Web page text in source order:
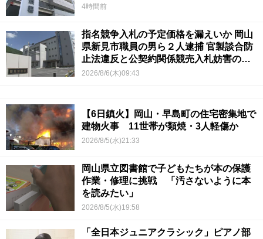
4時間前
指名競争入札の予定価格を漏えいか 岡山
県新見市職員の男ら２人逮捕 官製談合防
止法違反と公契約関係競売入札妨害の疑
い
2026/8/6(木)09:43
【6日鎮火】岡山・早島町の住宅密集地で
建物火事 11世帯が類焼・3人軽傷か
2026/8/5(水)21:33
岡山県立図書館で子どもたちが本の保護
作業・修理に挑戦 「汚さないように本
を読みたい」
2026/8/5(水)19:58
「全日本ジュニアクラシック」ピアノ部